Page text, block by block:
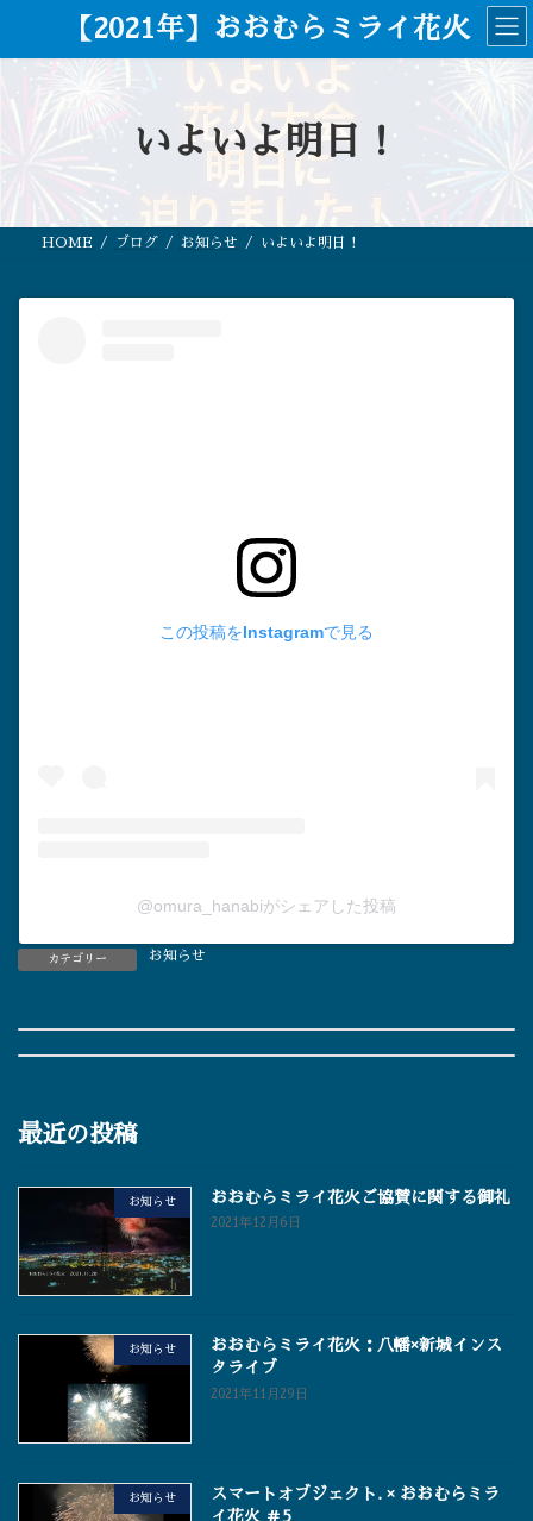
【2021年】おおむらミライ花火
いよいよ明日！
HOME ブログ お知らせ いよいよ明日！
この投稿をInstagramで見る
@omura_hanabiがシェアした投稿
カテゴリー お知らせ
最近の投稿
お知らせ おおむらミライ花火ご協賛に関する御礼
2021年12月6日
お知らせ
おおむらミライ花火：八幡×新城インス
タライブ
2021年11月29日
お知らせ
スマートオブジェクト. × おおむらミラ
イ花火 ＃5